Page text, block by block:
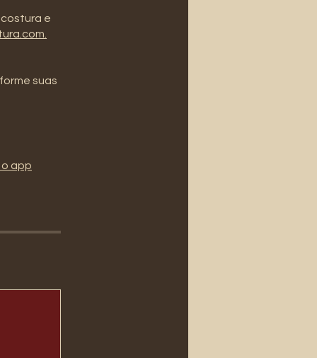
e
suas
app